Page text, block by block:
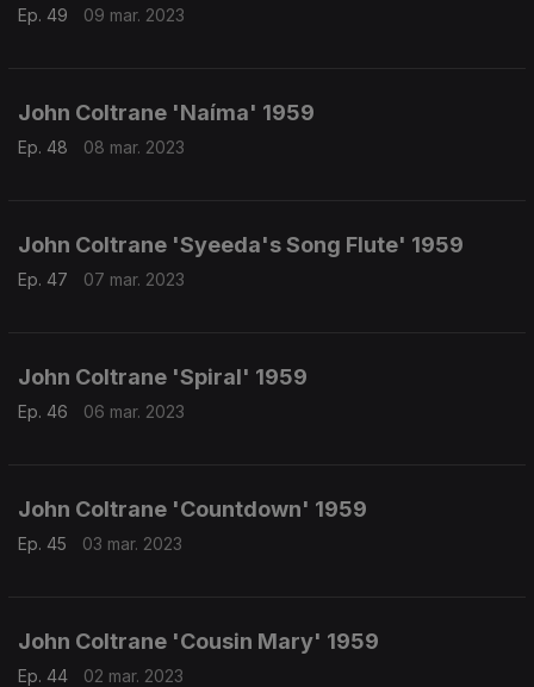
Ep. 49 09 mar. 2023
John Coltrane 'Naíma' 1959
Ep. 48 08 mar. 2023
John Coltrane 'Syeeda's Song Flute' 1959
Ep. 47 07 mar. 2023
John Coltrane 'Spiral' 1959
Ep. 46 06 mar. 2023
John Coltrane 'Countdown' 1959
Ep. 45 03 mar. 2023
John Coltrane 'Cousin Mary' 1959
Ep. 44 02 mar. 2023